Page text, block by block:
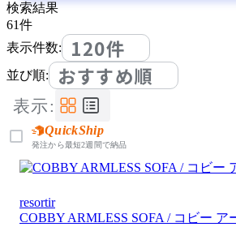
検索結果
61件
表示件数:
120件
並び順: おすすめ順
表示:
QuickShip
発注から最短2週間で納品
resortir
COBBY ARMLESS SOFA / コビー ア